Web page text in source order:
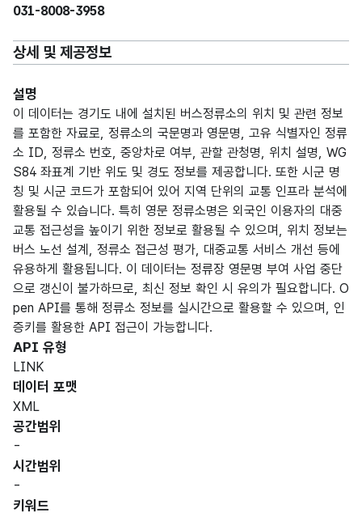
031-8008-3958
상세 및 제공정보
설명
이 데이터는 경기도 내에 설치된 버스정류소의 위치 및 관련 정보
를 포함한 자료로, 정류소의 국문명과 영문명, 고유 식별자인 정류
소 ID, 정류소 번호, 중앙차로 여부, 관할 관청명, 위치 설명, WG
S84 좌표계 기반 위도 및 경도 정보를 제공합니다. 또한 시군 명
칭 및 시군 코드가 포함되어 있어 지역 단위의 교통 인프라 분석에
활용될 수 있습니다. 특히 영문 정류소명은 외국인 이용자의 대중
교통 접근성을 높이기 위한 정보로 활용될 수 있으며, 위치 정보는
버스 노선 설계, 정류소 접근성 평가, 대중교통 서비스 개선 등에
유용하게 활용됩니다. 이 데이터는 정류장 영문명 부여 사업 중단
으로 갱신이 불가하므로, 최신 정보 확인 시 유의가 필요합니다. O
pen API를 통해 정류소 정보를 실시간으로 활용할 수 있으며, 인
증키를 활용한 API 접근이 가능합니다.
API 유형
LINK
데이터 포맷
XML
공간범위
-
시간범위
-
키워드